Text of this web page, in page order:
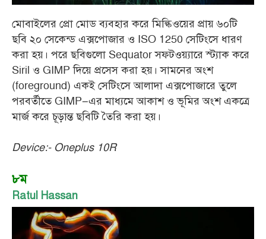
মোবাইলের প্রো মোড ব্যবহার করে মিল্কিওয়ের প্রায় ৬০টি
ছবি ২০ সেকেন্ড এক্সপোজার ও ISO 1250 সেটিংসে ধারণ
করা হয়। পরে ছবিগুলো Sequator সফটওয়্যারে স্ট্যাক করে
Siril ও GIMP দিয়ে প্রসেস করা হয়। সামনের অংশ
(foreground) একই সেটিংসে আলাদা এক্সপোজারে তুলে
পরবর্তীতে GIMP–এর মাধ্যমে আকাশ ও ভূমির অংশ একত্রে
মার্জ করে চূড়ান্ত ছবিটি তৈরি করা হয়।
Device:- Oneplus 10R
৮ম
Ratul Hassan